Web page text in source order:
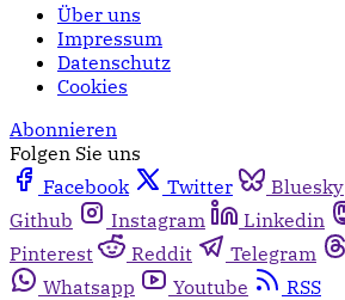
Über uns
Impressum
Datenschutz
Cookies
Abonnieren
Folgen Sie uns
Facebook
Twitter Bluesky
Github
Instagram Linkedin
Pinterest
Reddit Telegram
Whatsapp
Youtube RSS